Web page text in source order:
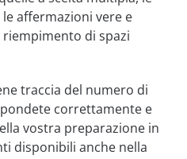
affermazioni vere e
di spazi
traccia del numero di
correttamente e
vostra preparazione in
disponibili anche nella